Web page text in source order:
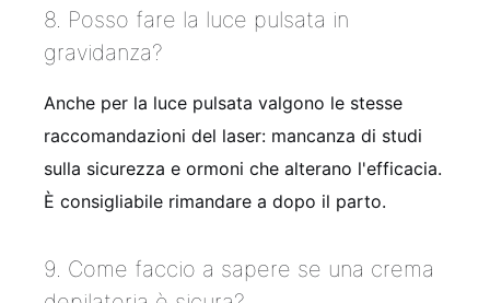
8. Posso fare la luce pulsata in
gravidanza?
Anche per la luce pulsata valgono le stesse
raccomandazioni del laser: mancanza di studi
sulla sicurezza e ormoni che alterano l'efficacia.
È consigliabile rimandare a dopo il parto.
9. Come faccio a sapere se una crema